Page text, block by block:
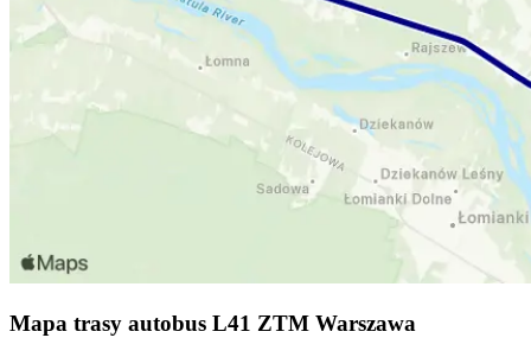
Mapa trasy autobus L41 ZTM Warszawa